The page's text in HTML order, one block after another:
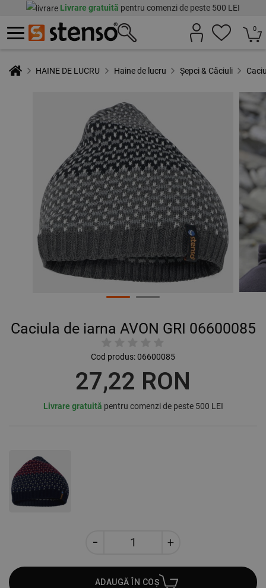
Livrare gratuită pentru comenzi de peste 500 LEI
0
HAINE DE LUCRU Haine de lucru Șepci & Căciuli
Caciula de iarna AVON GRI 06600085
Cod produs:06600085
27,22 RON
Livrare gratuită pentru comenzi de peste 500 LEI
ADAUGĂ ÎN COȘ